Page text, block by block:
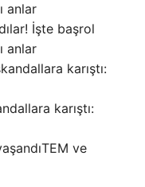
İşte başrol
anlar
karıştı:
TEM ve